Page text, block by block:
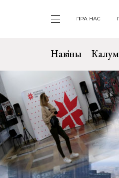
ПРА НАС
Навіны